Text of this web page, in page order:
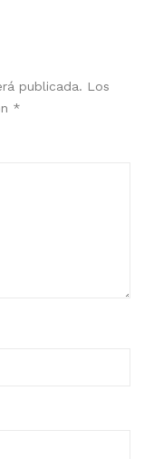
publicada. Los
*